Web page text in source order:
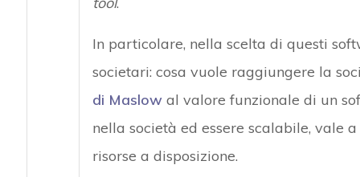
In particolare, nella scelta di questi
societari: cosa vuole raggiungere la
di Maslowal valore funzionale di un
nella società ed essere scalabile, vale
risorse a disposizione.